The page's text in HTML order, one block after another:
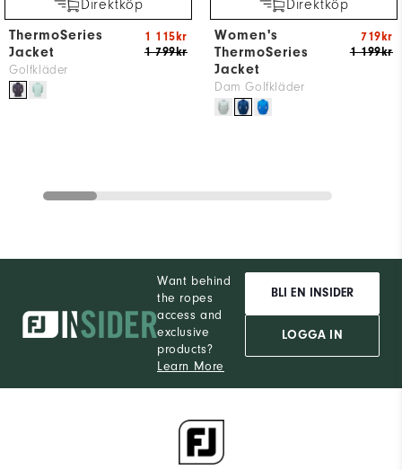
Direktköp
ThermoSeries
Jacket
Golfkläder
1 799kr
1 115kr
Direktköp
Women's
ThermoSeries
Jacket
Dam Golfkläder
1 199kr
719kr
Want behind
the ropes
access and
exclusive
products?
Learn More
BLI EN INSIDER
LOGGA IN